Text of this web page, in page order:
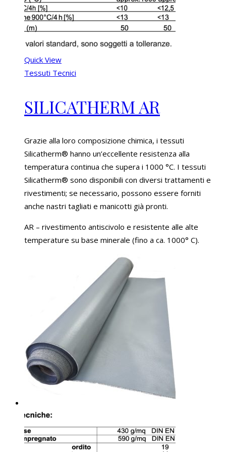
Quick View
Tessuti Tecnici
SILICATHERM AR
Grazie alla loro composizione chimica, i tessuti
Silicatherm® hanno un’eccellente resistenza alla
temperatura continua che supera i 1000 °C. I tessuti
Silicatherm® sono disponibili con diversi trattamenti e
rivestimenti; se necessario, possono essere forniti
anche nastri tagliati e manicotti già pronti.
AR – rivestimento antiscivolo e resistente alle alte
temperature su base minerale (fino a ca. 1000° C).